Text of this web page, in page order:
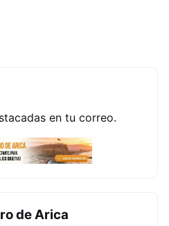
en tu correo.
de Arica